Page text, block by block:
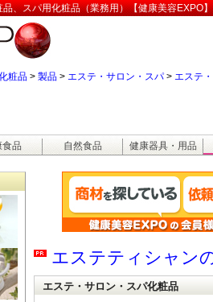
、スパ用化粧品（業務用）【健康美容EXPO】
粧品 > 製品 > エステ・サロン・スパ> エステ
食品 自然食品 健康器具・用品
エステティシャン
エステ・サロン・スパ化粧品